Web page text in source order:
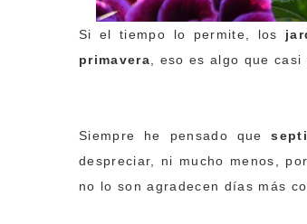
Si el tiempo lo permite, los
primavera , eso es algo que
Siempre he pensado que
despreciar, ni mucho menos,
no lo son agradecen días más